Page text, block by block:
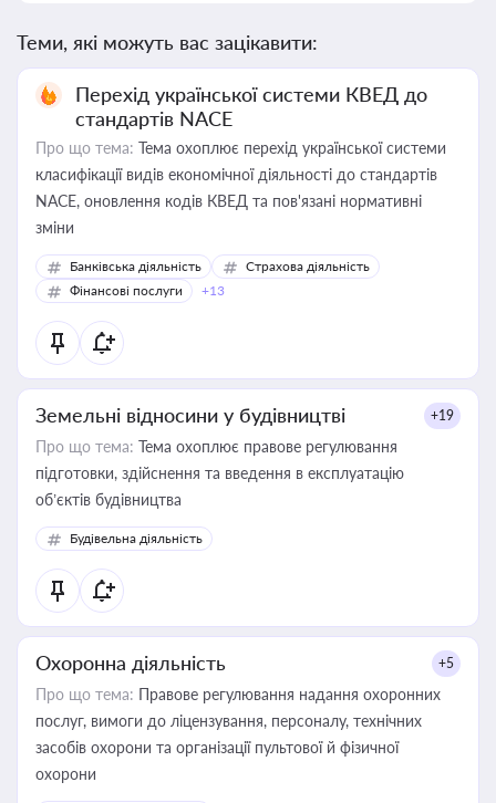
Теми, які можуть вас зацікавити:
Перехід української системи КВЕД до
стандартів NACE
Про що тема: Тема охоплює перехід української системи
класифікації видів економічної діяльності до стандартів
NACE, оновлення кодів КВЕД та пов'язані нормативні
зміни
Банківська діяльність
Страхова діяльність
Фінансові послуги
+13
Земельні відносини у будівництві +19
Про що тема: Тема охоплює правове регулювання
підготовки, здійснення та введення в експлуатацію
об’єктів будівництва
Будівельна діяльність
Охоронна діяльність +5
Про що тема: Правове регулювання надання охоронних
послуг, вимоги до ліцензування, персоналу, технічних
засобів охорони та організації пультової й фізичної
охорони